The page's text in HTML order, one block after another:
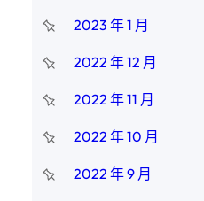
2023 年 1 月
2022 年 12 月
2022 年 11 月
2022 年 10 月
2022 年 9 月